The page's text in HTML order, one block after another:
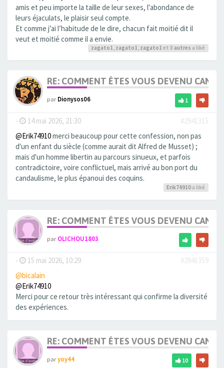
amis et peu importe la taille de leur sexes, l'abondance de
leurs éjaculats, le plaisir seul compte.
Et comme j’ai l’habitude de le dire, chacun fait moitié dit il
veut et moitié comme il a envie.
zagato1, zagato1, zagato1 et 8 autres a liké
RE: COMMENT ÊTES VOUS DEVENU
parDionysos06 1
- 14 mai 2026, 21:30
#2941315
@Erik74910merci beaucoup pour cette confession, non pas
d'un enfant du siècle (comme aurait dit Alfred de Musset) ;
mais d'un homme libertin au parcours sinueux, et parfois
contradictoire, voire conflictuel, mais arrivé au bon port du
candaulisme, le plus épanoui des coquins.
Erik74910 a liké
RE: COMMENT ÊTES VOUS DEVENU
parOLICHOU1803
- 15 mai 2026, 10:29
#2941359
@bicalain
@Erik74910
Merci pour ce retour très intéressant qui confirme la diversité
des expériences.
RE: COMMENT ÊTES VOUS DEVENU
paryoy44 10